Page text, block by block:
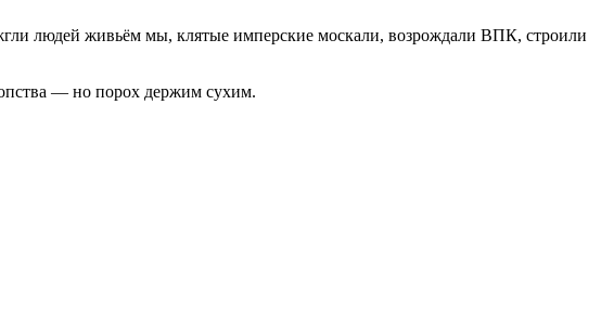
людей живьём мы, клятые имперские москали, возрождали ВПК, строили
— но порох держим сухим.